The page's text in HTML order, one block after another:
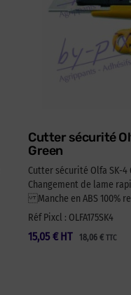
Cutter sécurité
Green
Cutter sécurité Olfa SK-4
Changement de lame
Manche en ABS 100%
Réf Pixcl : OLFA175SK4
15,05 € 18,06 € TTC
HT